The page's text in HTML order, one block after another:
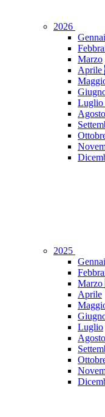
2026
Marzo
Aprile
Luglio
Agosto
2025
Marzo
Aprile
Luglio
Agosto